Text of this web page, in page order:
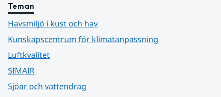
Teman
Havsmiljö i kust och hav
Kunskapscentrum för klimatanpassning
Luftkvalitet
SIMAIR
Sjöar och vattendrag